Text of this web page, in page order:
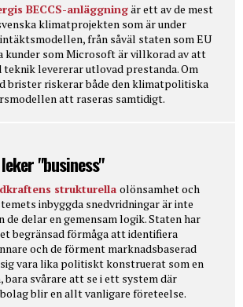
BECCS-anläggningär ett av de mest
klimatprojekten som är under
från såväl staten som EU
kunder som Microsoft är villkorad av att
teknik levererar utlovad prestanda. Om
brister riskerar både den klimatpolitiska
att raseras samtidigt.
"business"
strukturella olönsamhet och
inbyggda snedvridningar är inte
de delar en gemensam logik. Staten har
begränsad förmåga att identifiera
och de förment marknadsbaserad
vara lika politiskt konstruerat som en
bara svårare att se i ett system där
blir en allt vanligare företeelse.